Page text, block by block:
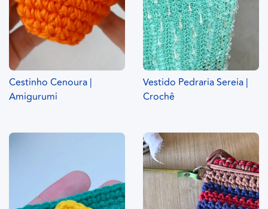
Cestinho Cenoura |
Amigurumi
Vestido Pedraria Sereia |
Crochê